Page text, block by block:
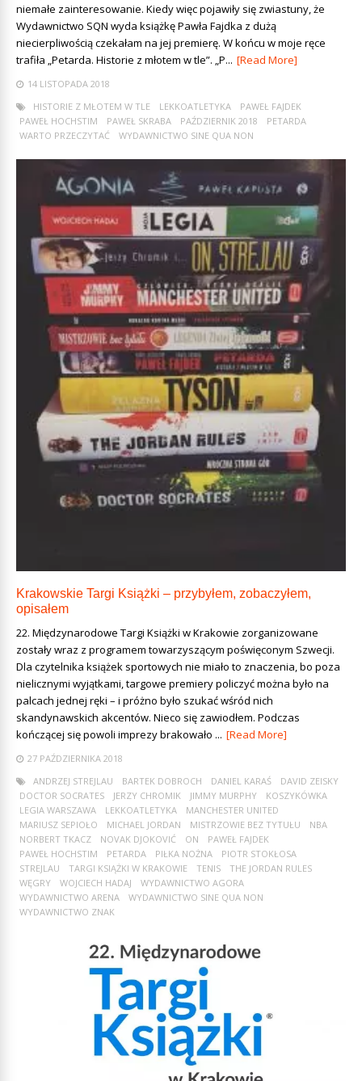
niemałe zainteresowanie. Kiedy więc pojawiły się zwiastuny, że
Wydawnictwo SQN wyda książkę Pawła Fajdka z dużą
niecierpliwością czekałam na jej premierę. W końcu w moje ręce
trafiła „Petarda. Historie z młotem w tle”. „P... [Read More]
14 LISTOPADA 2018
HISTORIE Z MŁOTEM W TLE
LEKKOATLETYKA
PAWEŁ FAJDEK
PAWEŁ HOCHSTIM
PAWEŁ SKRABA PAŹDZIERNIK 2018
PETARDA
WARTO PRZECZYTAĆ
WYDAWNICTWO SINE QUA NON
Krakowskie Targi Książki – przybyłem, zobaczyłem,
opisałem
22. Międzynarodowe Targi Książki w Krakowie zorganizowane
zostały wraz z programem towarzyszącym poświęconym Szwecji.
Dla czytelnika książek sportowych nie miało to znaczenia, bo poza
nielicznymi wyjątkami, targowe premiery policzyć można było na
palcach jednej ręki – i próżno było szukać wśród nich
skandynawskich akcentów. Nieco się zawiodłem. Podczas
kończącej się powoli imprezy brakowało ... [Read More]
27 PAŹDZIERNIKA 2018
ANDRZEJ STREJLAU
BARTEK DOBROCH DANIEL KARAŚ
DAVID ZEISKY
DOCTOR SOCRATES
JERZY CHROMIK JIMMY MURPHY
KOSZYKÓWKA
LEGIA WARSZAWA
LEKKOATLETYKA
MANCHESTER UNITED
MARIUSZ SEPIOŁO
MICHAEL JORDAN MISTRZOWIE BEZ TYTUŁU
NBA
NORBERT TKACZ
NOVAK DJOKOVIĆ ON
PAWEŁ FAJDEK
PAWEŁ HOCHSTIM
PETARDA PIŁKA NOŻNA
PIOTR STOKŁOSA
STREJLAU
TARGI KSIĄŻKI W KRAKOWIE TENIS
THE JORDAN RULES
WĘGRY
WOJCIECH HADAJ
WYDAWNICTWO AGORA
WYDAWNICTWO ARENA
WYDAWNICTWO SINE QUA NON
WYDAWNICTWO ZNAK